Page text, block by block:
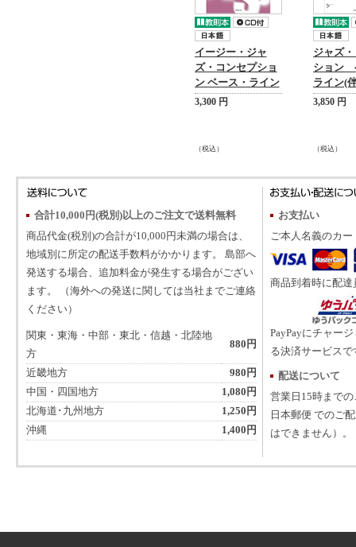
イージー・ジャ
ズ・コンセプショ
ン ベース・ライン
3,300 円
（税込）
ジャズ
ション
ライン(
3,850 円
（税込）
合計10,000円(税別)以上のご注文で送料無料
商品代金(税別)の合計が10,000円未満の場合は、
地域別に所定の配送手数料がかかります。 島部へ
発送する場合、追加料金が発生する場合がござい
ます。 （海外への発送に関しては当社までご連絡
ください）
関東・東海・中部・東北・信越・北陸地
方
880円
近畿地方
980円
中国・四国地方
1,080円
北海道･九州地方
1,250円
沖縄
1,400円
お支払い
ご本人名義のカ
商品到着時に配
PayPayにチャー
る決済サービスで
配送について
営業日15時まで
日本郵便 でのご
はできません）。